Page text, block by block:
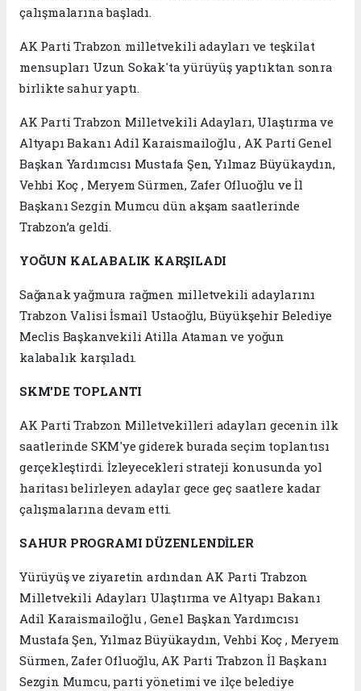
çalışmalarına başladı.
AK Parti Trabzon milletvekili adayları ve teşkilat
mensupları Uzun Sokak'ta yürüyüş yaptıktan sonra
birlikte sahur yaptı.
AK Parti Trabzon Milletvekili Adayları, Ulaştırma ve
Altyapı Bakanı Adil Karaismailoğlu , AK Parti Genel
Başkan Yardımcısı Mustafa Şen, Yılmaz Büyükaydın,
Vehbi Koç , Meryem Sürmen, Zafer Ofluoğlu ve İl
Başkanı Sezgin Mumcu dün akşam saatlerinde
Trabzon’a geldi.
YOĞUN KALABALIK KARŞILADI
Sağanak yağmura rağmen milletvekili adaylarını
Trabzon Valisi İsmail Ustaoğlu, Büyükşehir Belediye
Meclis Başkanvekili Atilla Ataman ve yoğun
kalabalık karşıladı.
SKM'DE TOPLANTI
AK Parti Trabzon Milletvekilleri adayları gecenin ilk
saatlerinde SKM'ye giderek burada seçim toplantısı
gerçekleştirdi. İzleyecekleri strateji konusunda yol
haritası belirleyen adaylar gece geç saatlere kadar
çalışmalarına devam etti.
SAHUR PROGRAMI DÜZENLENDİLER
Yürüyüş ve ziyaretin ardından AK Parti Trabzon
Milletvekili Adayları Ulaştırma ve Altyapı Bakanı
Adil Karaismailoğlu , Genel Başkan Yardımcısı
Mustafa Şen, Yılmaz Büyükaydın, Vehbi Koç , Meryem
Sürmen, Zafer Ofluoğlu, AK Parti Trabzon İl Başkanı
Sezgin Mumcu, parti yönetimi ve ilçe belediye